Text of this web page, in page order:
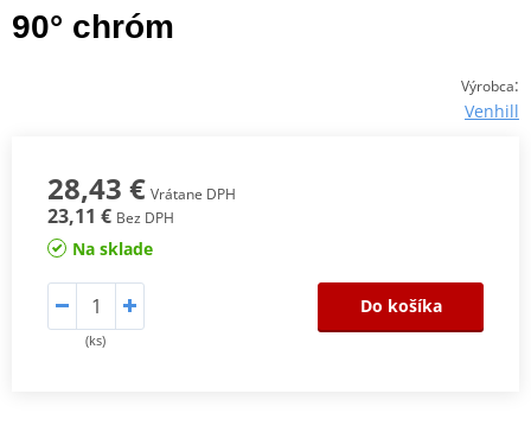
90° chróm
Výrobca:
Venhill
28,43 € Vrátane DPH
23,11 € Bez DPH
Na sklade
(ks)
Do košíka